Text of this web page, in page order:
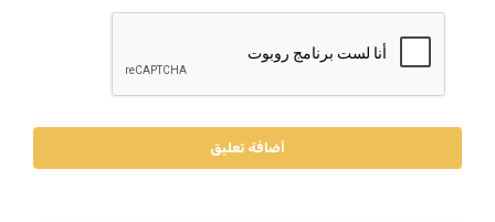
أضافة تعليق